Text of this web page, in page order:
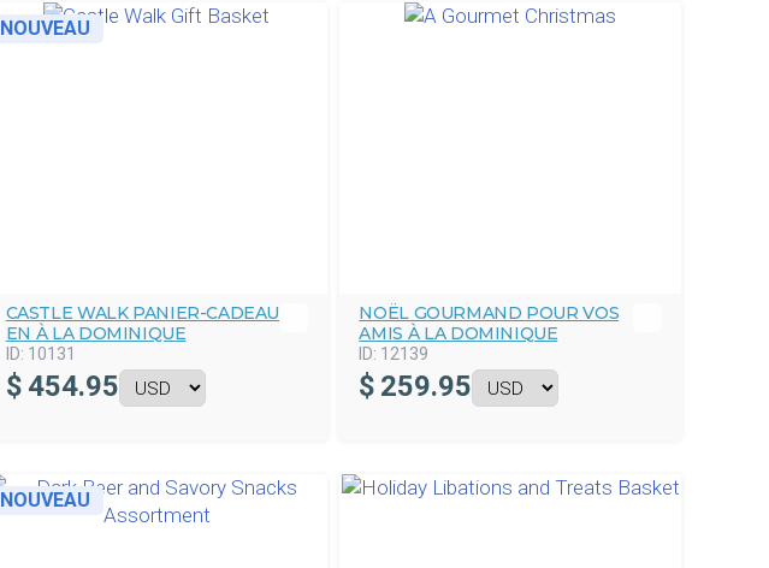
NOUVEAU
CASTLE WALK PANIER-CADEAU
EN À LA DOMINIQUE
ID: 10131
$ 454.95
NOËL GOURMAND POUR VOS
AMIS À LA DOMINIQUE
ID: 12139
$ 259.95
NOUVEAU